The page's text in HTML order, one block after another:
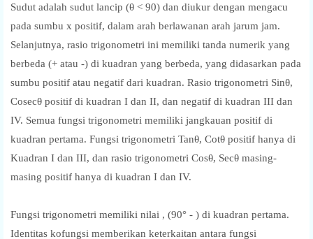
Sudut adalah sudut lancip (θ < 90) dan diukur dengan mengacu
pada sumbu x positif, dalam arah berlawanan arah jarum jam.
Selanjutnya, rasio trigonometri ini memiliki tanda numerik yang
berbeda (+ atau -) di kuadran yang berbeda, yang didasarkan pada
sumbu positif atau negatif dari kuadran. Rasio trigonometri Sinθ,
Cosecθ positif di kuadran I dan II, dan negatif di kuadran III dan
IV. Semua fungsi trigonometri memiliki jangkauan positif di
kuadran pertama. Fungsi trigonometri Tanθ, Cotθ positif hanya di
Kuadran I dan III, dan rasio trigonometri Cosθ, Secθ masing-
masing positif hanya di kuadran I dan IV.
Fungsi trigonometri memiliki nilai , (90° - ) di kuadran pertama.
Identitas kofungsi memberikan keterkaitan antara fungsi